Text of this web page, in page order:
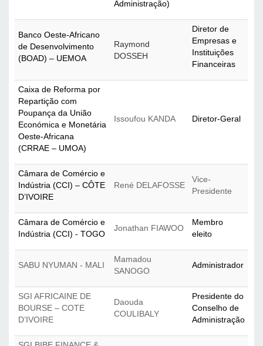
Administração)
Banco Oeste-Africano
de Desenvolvimento
(BOAD) – UEMOA
Raymond
DOSSEH
Diretor de
Empresas e
Instituições
Financeiras
Caixa de Reforma por
Repartição com
Poupança da União
Económica e Monetária
Oeste-Africana
(CRRAE – UMOA)
Issoufou KANDA Diretor-Geral
Câmara de Comércio e
Indústria (CCI) – CÔTE
D’IVOIRE
René DELAFOSSE
Vice-
Presidente
Câmara de Comércio e
Indústria (CCI) - TOGO
Jonathan FIAWOO
Membro
eleito
SABU NYUMAN - MALI
Mamadou
SANOGO
Administrador
SGI AFRICAINE DE
BOURSE – COTE
D’IVOIRE
Daouda
COULIBALY
Presidente do
Conselho de
Administração